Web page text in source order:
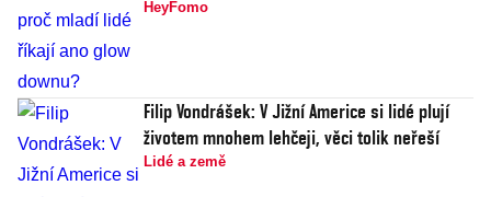
HeyFomo
Filip Vondrášek: V Jižní Americe si lidé plují
životem mnohem lehčeji, věci tolik neřeší
Lidé a země